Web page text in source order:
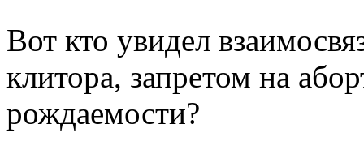
Вот кто увидел
клитора, запретом на
рождаемости?